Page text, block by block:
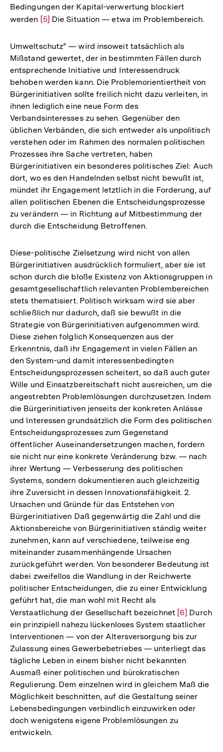
Bedingungen der Kapital-verwertung blockiert
werden Zur
der
Fußnote
[5] Die Situation — etwa im Problembereich.
Umweltschutz" — wird insoweit tatsächlich als
Mißstand gewertet, der in bestimmten Fällen durch
entsprechende Initiative und Interessendruck
behoben werden kann. Die Problemorientiertheit von
Bürgerinitiativen sollte freilich nicht dazu verleiten, in
ihnen lediglich eine neue Form des
Verbandsinteresses zu sehen. Gegenüber den
üblichen Verbänden, die sich entweder als unpolitisch
verstehen oder im Rahmen des normalen politischen
Prozesses ihre Sache vertreten, haben
Bürgerinitiativen ein besonderes politisches Ziel: Auch
dort, wo es den Handelnden selbst nicht bewußt ist,
mündet ihr Engagement letztlich in die Forderung, auf
allen politischen Ebenen die Entscheidungsprozesse
zu verändern — in Richtung auf Mitbestimmung der
durch die Entscheidung Betroffenen.
Diese-politische Zielsetzung wird nicht von allen
Bürgerinitiativen ausdrücklich formuliert, aber sie ist
schon durch die bloße Existenz von Aktionsgruppen in
gesamtgesellschaftlich relevanten Problembereichen
stets thematisiert. Politisch wirksam wird sie aber
schließlich nur dadurch, daß sie bewußt in die
Strategie von Bürgerinitiativen aufgenommen wird.
Diese ziehen folglich Konsequenzen aus der
Erkenntnis, daß ihr Engagement in vielen Fällen an
den System-und damit interessenbedingten
Entscheidungsprozessen scheitert, so daß auch guter
Wille und Einsatzbereitschaft nicht ausreichen, um die
angestrebten Problemlösungen durchzusetzen. Indem
die Bürgerinitiativen jenseits der konkreten Anlässe
und Interessen grundsätzlich die Form des politischen
Entscheidungsprozesses zum Gegenstand
öffentlicher Auseinandersetzungen machen, fordern
sie nicht nur eine konkrete Veränderung bzw. — nach
ihrer Wertung — Verbesserung des politischen
Systems, sondern dokumentieren auch gleichzeitig
ihre Zuversicht in dessen Innovationsfähigkeit. 2.
Ursachen und Gründe für das Entstehen von
Bürgerinitiativen Daß gegenwärtig die Zahl und die
Aktionsbereiche von Bürgerinitiativen ständig weiter
zunehmen, kann auf verschiedene, teilweise eng
miteinander zusammenhängende Ursachen
zurückgeführt werden. Von besonderer Bedeutung ist
dabei zweifellos die Wandlung in der Reichwerte
politischer Entscheidungen, die zu einer Entwicklung
geführt hat, die man wohl mit Recht als
Verstaatlichung der Gesellschaft bezeichnet Zur
Auflösung
der
Fußnote
[6] Durch
ein prinzipiell nahezu lückenloses System staatlicher
Interventionen — von der Altersversorgung bis zur
Zulassung eines Gewerbebetriebes — unterliegt das
tägliche Leben in einem bisher nicht bekannten
Ausmaß einer politischen und bürokratischen
Regulierung. Dem einzelnen wird in gleichem Maß die
Möglichkeit beschnitten, auf die Gestaltung seiner
Lebensbedingungen verbindlich einzuwirken oder
doch wenigstens eigene Problemlösungen zu
entwickeln.